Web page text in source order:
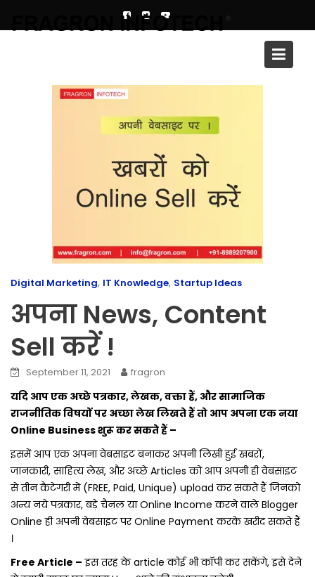
Digital Marketing, IT Knowledge, Startup Ideas
अपना News, Content
Sell करें !
September 11, 2021 fragron
यदि आप एक अच्छे पत्रकार, लेखक, वक्ता हैं, और सामाजिक
राजनीतिक विषयों पर अच्छा लेख लिखते हैं तो आप अपना एक नया
Online Business शुरू कर सकते हैं –
इसमें आप एक अपना वेबसाइट बनाकर अपनी लिखी हुई खबरों,
जानकारी, साहित्य लेख, और अच्छे Articles को आप अपनी ही वेबसाइट
से तीन कैटेगरी में (FREE, Paid, Unique) upload कर सकते हैं जिनको
अन्य नये पत्रकार, बड़े चैनल या Online Income करने वाले Blogger
Online ही अपनी वेबसाइट पर Online Payment करके खरीद सकते हैं
।
Free Article – इस तरह के article कोई भी कॉपी कर सकेंगे, इसे देने